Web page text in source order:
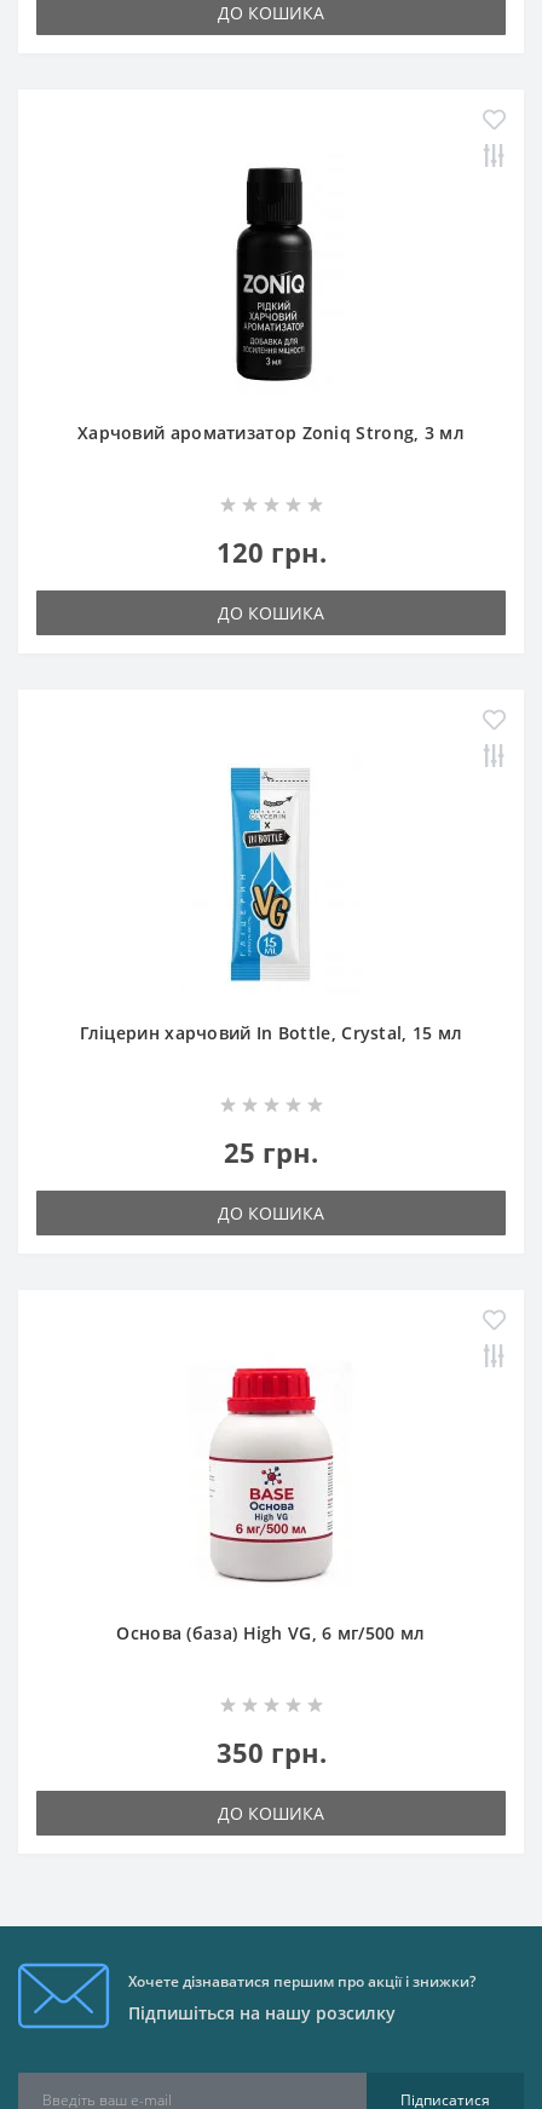
ДО КОШИКА
Харчовий ароматизатор Zoniq Strong, 3 мл
120 грн.
ДО КОШИКА
Гліцерин харчовий In Bottle, Crystal, 15 мл
25 грн.
ДО КОШИКА
Основа (база) High VG, 6 мг/500 мл
350 грн.
ДО КОШИКА
Хочете дізнаватися першим про акції і знижки?
Підпишіться на нашу розсилку
Підписатися